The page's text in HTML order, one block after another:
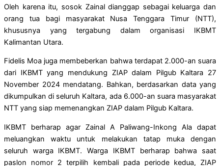
Oleh karena itu, sosok Zainal dianggap sebagai keluarga dan
orang tua bagi masyarakat Nusa Tenggara Timur (NTT),
khususnya yang tergabung dalam organisasi IKBMT
Kalimantan Utara.
Fidelis Moa juga membeberkan bahwa terdapat 2.000-an suara
dari IKBMT yang mendukung ZIAP dalam Pilgub Kaltara 27
November 2024 mendatang. Bahkan, berdasarkan data yang
dikumpulkan di seluruh Kaltara, ada 6.000-an suara masyarakat
NTT yang siap memenangkan ZIAP dalam Pilgub Kaltara.
IKBMT berharap agar Zainal A Paliwang-Inkong Ala dapat
meluangkan waktu untuk melakukan tatap muka dengan
seluruh warga IKBMT. Warga IKBMT berharap bahwa saat
paslon nomor 2 terpilih kembali pada periode kedua, ZIAP